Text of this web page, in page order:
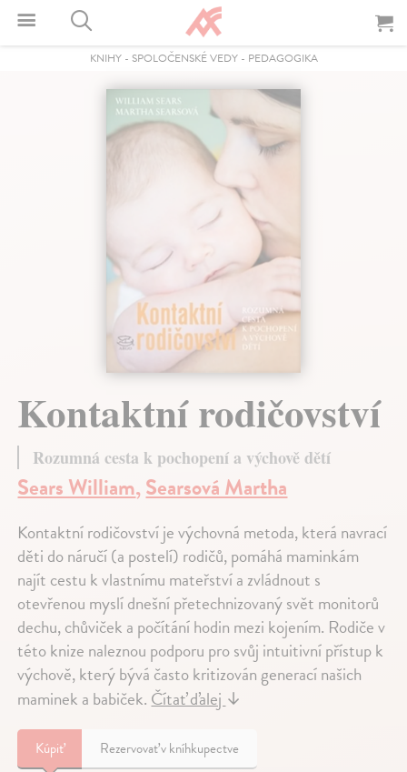
KNIHY- SPOLOČENSKÉ VEDY- PEDAGOGIKA
Kontaktní rodičovství
Rozumná cesta k pochopení a výchově dětí
Sears William,Searsová Martha
Kontaktní rodičovství je výchovná metoda, která navrací
děti do náručí (a postelí) rodičů, pomáhá maminkám
najít cestu k vlastnímu mateřství a zvládnout s
otevřenou myslí dnešní přetechnizovaný svět monitorů
dechu, chůviček a počítání hodin mezi kojením. Rodiče v
této knize naleznou podporu pro svůj intuitivní přístup k
výchově, který bývá často kritizován generací našich
maminek a babiček.Čítať ďalej↓
Kúpiť Rezervovať v kníhkupectve